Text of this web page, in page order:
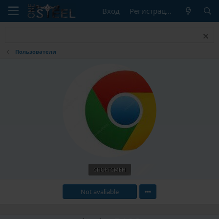
Вход Регистрация
Пользователи
СПОРТСМЕН
Not avaliable